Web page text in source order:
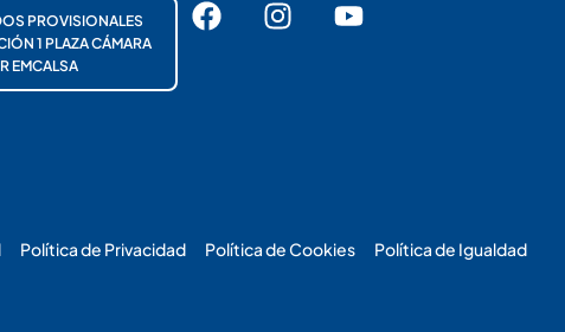
PROVISIONALES
1 PLAZA CÁMARA
EMCALSA
Política de Privacidad Política de Cookies Política de Igualdad